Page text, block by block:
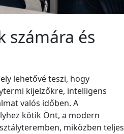
számára és
lehetővé teszi, hogy
kijelzőkre, intelligens
valós időben. A
kötik Önt, a modern
miközben teljes